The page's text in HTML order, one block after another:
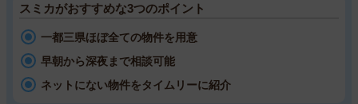
スミカがおすすめな3つのポイント
一都三県ほぼ全ての物件を用意
早朝から深夜まで相談可能
ネットにない物件をタイムリーに紹介